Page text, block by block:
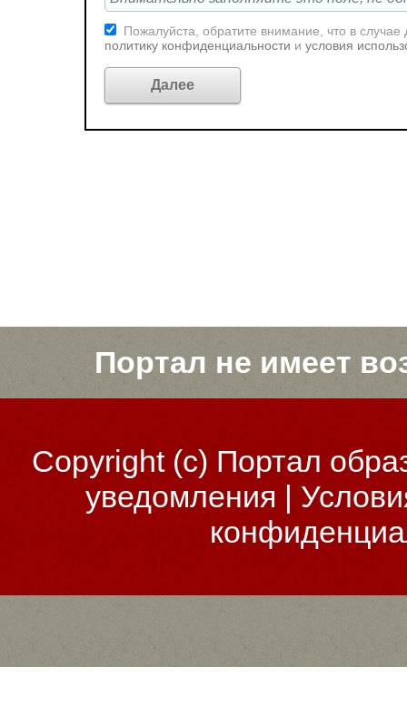
Пожалуйста, обратите внимание, что в
политику конфиденциальности и условия
Портал не имеет
Copyright (c)Портал
уведомления |